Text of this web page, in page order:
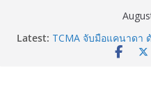
Latest: TCMA จับมือแคนาดา
แรกในไทย ปูทางอุตส